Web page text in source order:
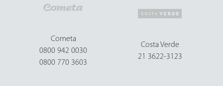
Cometa
0800 942 0030
0800 770 3603
Costa Verde
21 3622-3123